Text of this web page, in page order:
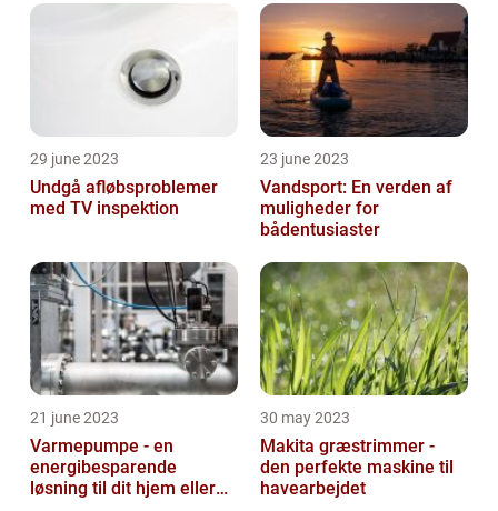
29 june 2023
Undgå afløbsproblemer
med TV inspektion
23 june 2023
Vandsport: En verden af
muligheder for
bådentusiaster
21 june 2023
Varmepumpe - en
energibesparende
løsning til dit hjem eller
30 may 2023
Makita græstrimmer -
den perfekte maskine til
havearbejdet